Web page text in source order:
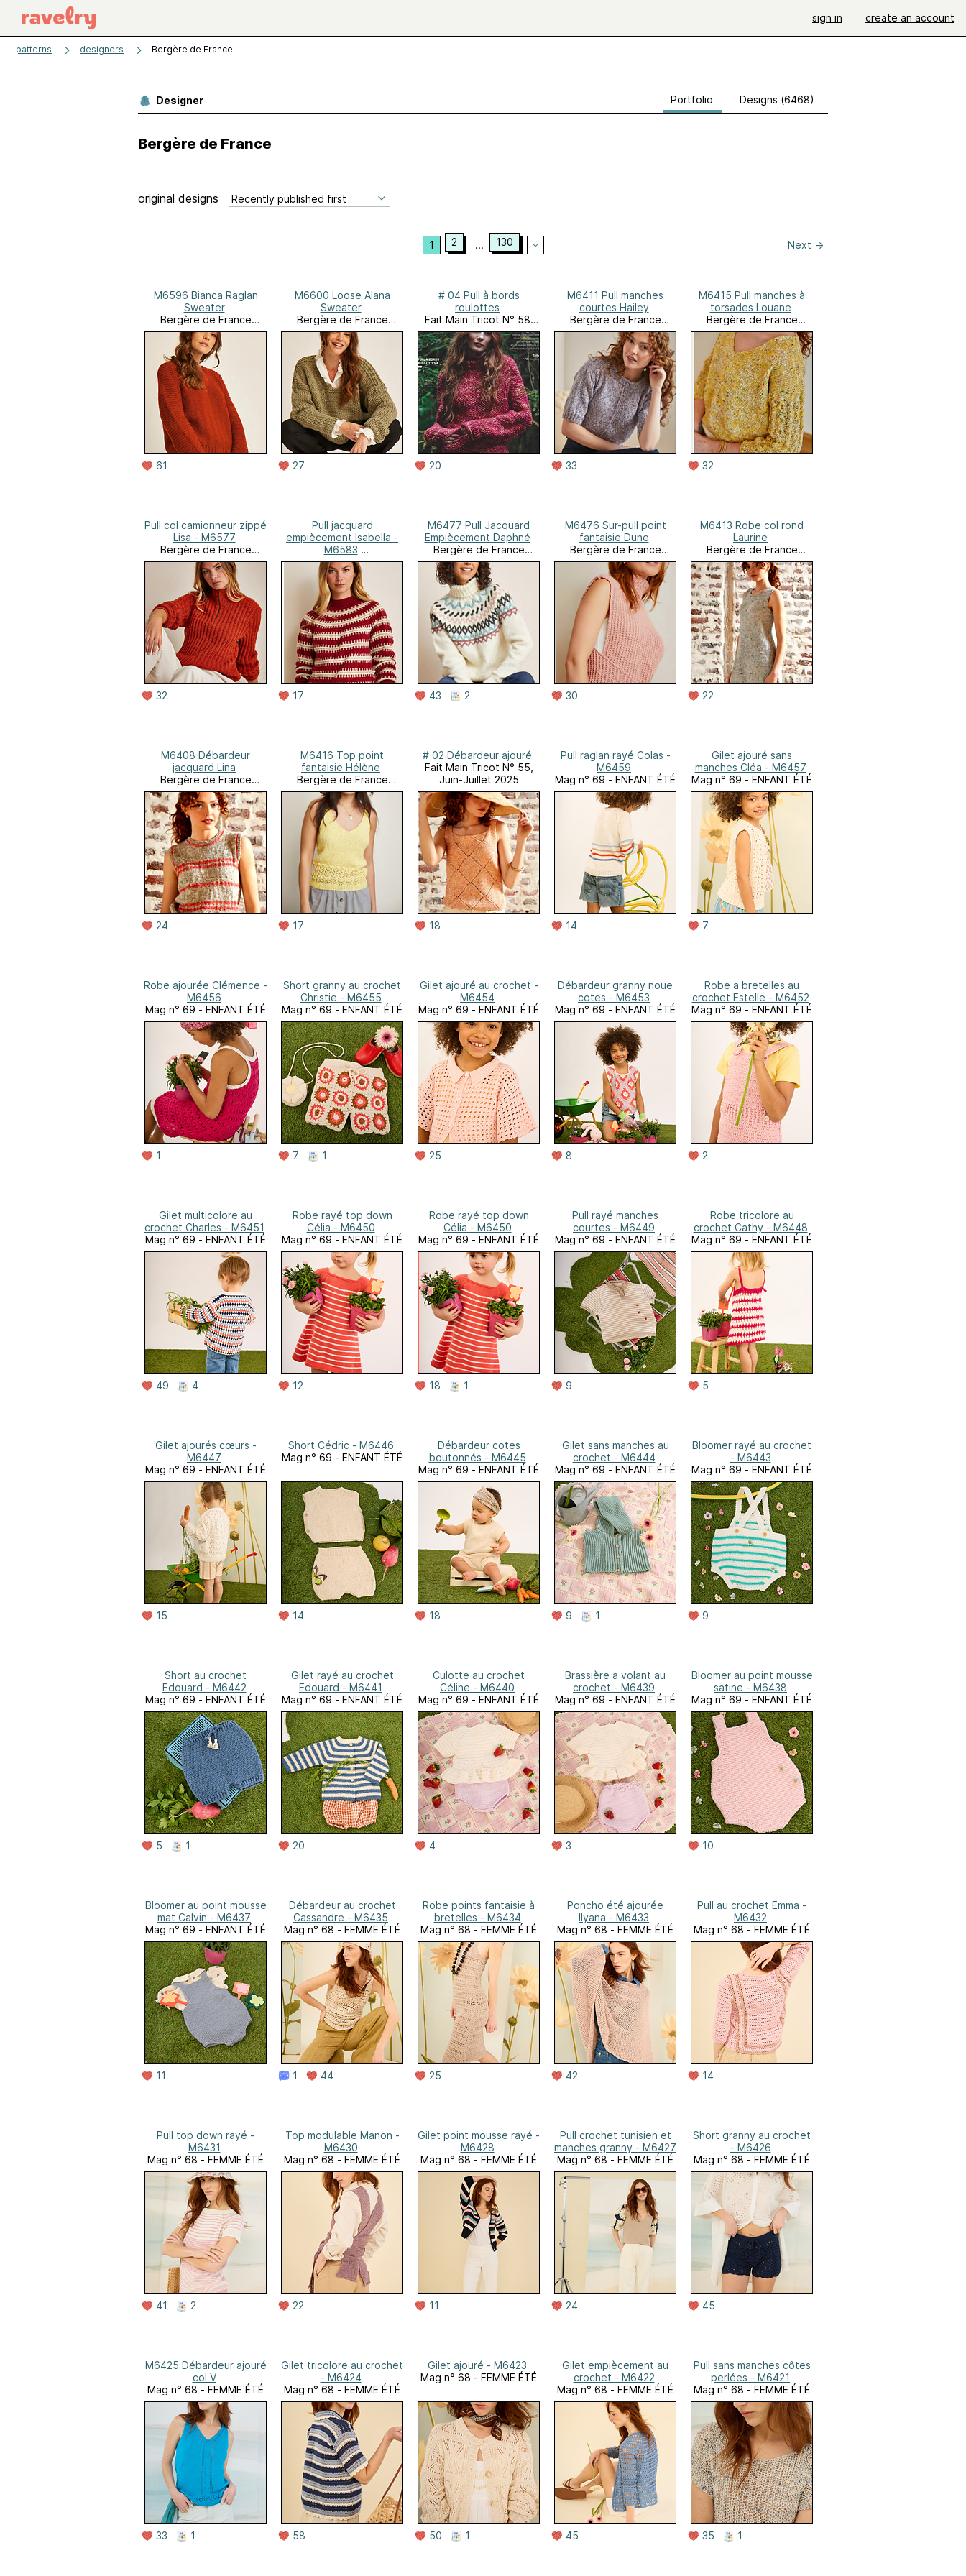
sign in create an account
patterns designers Bergère de France
Designer Portfolio Designs (6468)
Bergère de France
original designs
1 2 ... 130 Next →
M6596 Bianca Raglan
Sweater
Bergère de France
Online
61
M6600 Loose Alana
Sweater
Bergère de France
Online
27
# 04 Pull à bords
roulottes
Fait Main Tricot N° 58,
Déc. 2025/Janv. 2026
20
M6411 Pull manches
courtes Hailey
Bergère de France
Online
33
M6415 Pull manches à
torsades Louane
Bergère de France
Online
32
Pull col camionneur zippé
Lisa - M6577
Bergère de France
Online
32
Pull jacquard
empiècement Isabella -
M6583
Bergère de France
Online
17
M6477 Pull Jacquard
Empiècement Daphné
Bergère de France
Online
43 2
M6476 Sur-pull point
fantaisie Dune
Bergère de France
Online
30
M6413 Robe col rond
Laurine
Bergère de France
Online
22
M6408 Débardeur
jacquard Lina
Bergère de France
Online
24
M6416 Top point
fantaisie Hélène
Bergère de France
Online
17
# 02 Débardeur ajouré
Fait Main Tricot N° 55,
Juin-Juillet 2025
18
Pull raglan rayé Colas -
M6459
Mag n° 69 - ENFANT ÉTÉ
14
Gilet ajouré sans
manches Cléa - M6457
Mag n° 69 - ENFANT ÉTÉ
7
Robe ajourée Clémence -
M6456
Mag n° 69 - ENFANT ÉTÉ
1
Short granny au crochet
Christie - M6455
Mag n° 69 - ENFANT ÉTÉ
7 1
Gilet ajouré au crochet -
M6454
Mag n° 69 - ENFANT ÉTÉ
25
Débardeur granny noue
cotes - M6453
Mag n° 69 - ENFANT ÉTÉ
8
Robe a bretelles au
crochet Estelle - M6452
Mag n° 69 - ENFANT ÉTÉ
2
Gilet multicolore au
crochet Charles - M6451
Mag n° 69 - ENFANT ÉTÉ
49 4
Robe rayé top down
Célia - M6450
Mag n° 69 - ENFANT ÉTÉ
12
Robe rayé top down
Célia - M6450
Mag n° 69 - ENFANT ÉTÉ
18 1
Pull rayé manches
courtes - M6449
Mag n° 69 - ENFANT ÉTÉ
9
Robe tricolore au
crochet Cathy - M6448
Mag n° 69 - ENFANT ÉTÉ
5
Gilet ajourés cœurs -
M6447
Mag n° 69 - ENFANT ÉTÉ
15
Short Cédric - M6446
Mag n° 69 - ENFANT ÉTÉ
14
Débardeur cotes
boutonnés - M6445
Mag n° 69 - ENFANT ÉTÉ
18
Gilet sans manches au
crochet - M6444
Mag n° 69 - ENFANT ÉTÉ
9 1
Bloomer rayé au crochet
- M6443
Mag n° 69 - ENFANT ÉTÉ
9
Short au crochet
Edouard - M6442
Mag n° 69 - ENFANT ÉTÉ
5 1
Gilet rayé au crochet
Edouard - M6441
Mag n° 69 - ENFANT ÉTÉ
20
Culotte au crochet
Céline - M6440
Mag n° 69 - ENFANT ÉTÉ
4
Brassière a volant au
crochet - M6439
Mag n° 69 - ENFANT ÉTÉ
3
Bloomer au point mousse
satine - M6438
Mag n° 69 - ENFANT ÉTÉ
10
Bloomer au point mousse
mat Calvin - M6437
Mag n° 69 - ENFANT ÉTÉ
11
Débardeur au crochet
Cassandre - M6435
Mag n° 68 - FEMME ÉTÉ
1 44
Robe points fantaisie à
bretelles - M6434
Mag n° 68 - FEMME ÉTÉ
25
Poncho été ajourée
Ilyana - M6433
Mag n° 68 - FEMME ÉTÉ
42
Pull au crochet Emma -
M6432
Mag n° 68 - FEMME ÉTÉ
14
Pull top down rayé -
M6431
Mag n° 68 - FEMME ÉTÉ
41 2
Top modulable Manon -
M6430
Mag n° 68 - FEMME ÉTÉ
22
Gilet point mousse rayé -
M6428
Mag n° 68 - FEMME ÉTÉ
11
Pull crochet tunisien et
manches granny - M6427
Mag n° 68 - FEMME ÉTÉ
24
Short granny au crochet
- M6426
Mag n° 68 - FEMME ÉTÉ
45
M6425 Débardeur ajouré
col V
Mag n° 68 - FEMME ÉTÉ
33 1
Gilet tricolore au crochet
- M6424
Mag n° 68 - FEMME ÉTÉ
58
Gilet ajouré - M6423
Mag n° 68 - FEMME ÉTÉ
50 1
Gilet empiècement au
crochet - M6422
Mag n° 68 - FEMME ÉTÉ
45
Pull sans manches côtes
perlées - M6421
Mag n° 68 - FEMME ÉTÉ
35 1